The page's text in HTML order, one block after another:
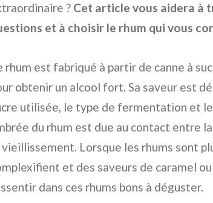
? Cet article vous aidera à
et à choisir le rhum qui vous
rhum est fabriqué à partir de canne à
obtenir un alcool fort. Sa saveur est
utilisée, le type de fermentation et
du rhum est due au contact entre
vieillissement. Lorsque les rhums sont
et des saveurs de caramel
dans ces rhums bons à déguster.